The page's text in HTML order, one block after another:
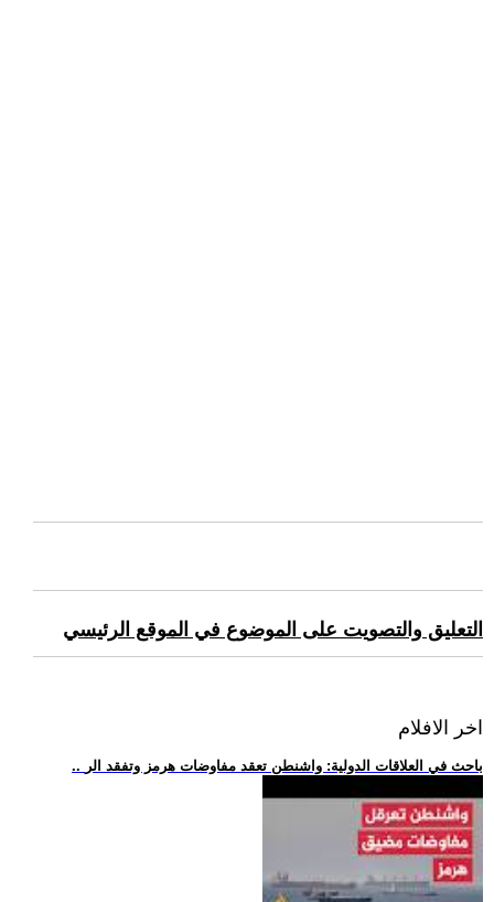
التعليق والتصويت على الموضوع في الموقع الرئيسي
اخر الافلام
.. باحث في العلاقات الدولية: واشنطن تعقد مفاوضات هرمز وتفقد الر